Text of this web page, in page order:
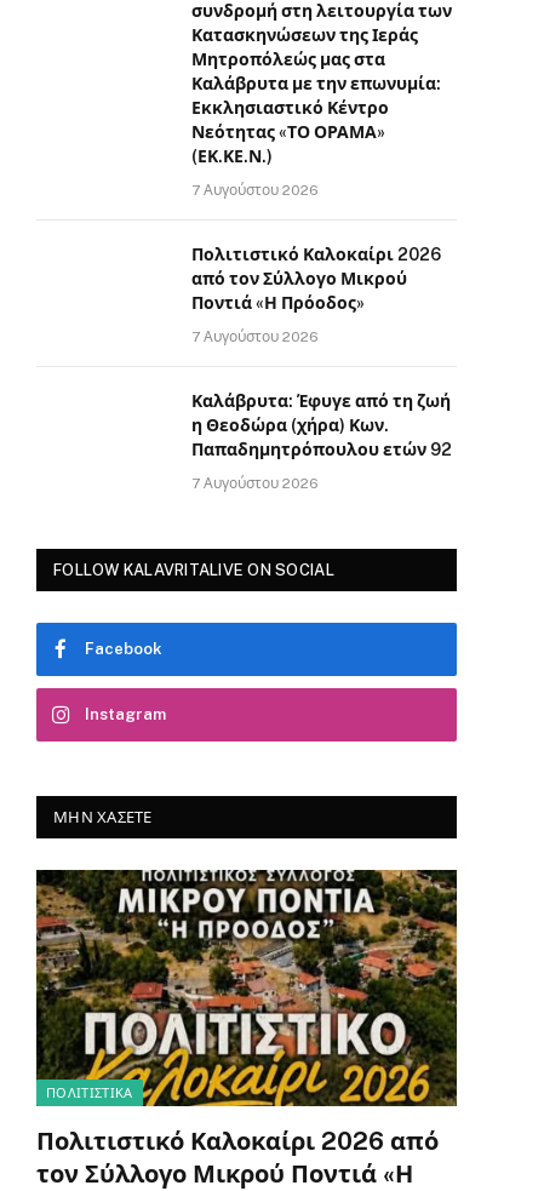
συνδρομή στη λειτουργία των
Κατασκηνώσεων της Ιεράς
Μητροπόλεώς μας στα
Καλάβρυτα με την επωνυμία:
Εκκλησιαστικό Κέντρο
Νεότητας «ΤΟ ΟΡΑΜΑ»
(ΕΚ.ΚΕ.Ν.)
7 Αυγούστου 2026
Πολιτιστικό Καλοκαίρι 2026
από τον Σύλλογο Μικρού
Ποντιά «Η Πρόοδος»
7 Αυγούστου 2026
Καλάβρυτα: Έφυγε από τη ζωή
η Θεοδώρα (χήρα) Κων.
Παπαδημητρόπουλου ετών 92
7 Αυγούστου 2026
FOLLOW KALAVRITALIVE ON SOCIAL
Facebook
Instagram
ΜΗΝ ΧΆΣΕΤΕ
ΠΟΛΙΤΙΣΤΙΚΑ
Πολιτιστικό Καλοκαίρι 2026 από
τον Σύλλογο Μικρού Ποντιά «Η